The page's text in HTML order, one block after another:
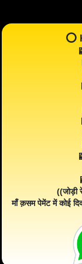
⭕️
माँ क़सम पेमेंट में कोई